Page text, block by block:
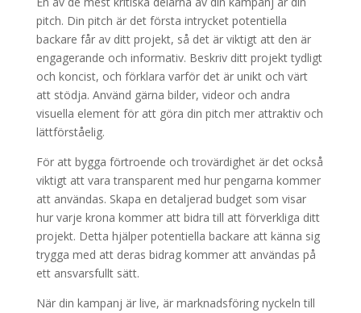
pitch. Din pitch är det första intrycket potentiella
backare får av ditt projekt, så det är viktigt att den är
engagerande och informativ. Beskriv ditt projekt tydligt
och koncist, och förklara varför det är unikt och värt
att stödja. Använd gärna bilder, videor och andra
visuella element för att göra din pitch mer attraktiv och
lättförståelig.
För att bygga förtroende och trovärdighet är det också
viktigt att vara transparent med hur pengarna kommer
att användas. Skapa en detaljerad budget som visar
hur varje krona kommer att bidra till att förverkliga ditt
projekt. Detta hjälper potentiella backare att känna sig
trygga med att deras bidrag kommer att användas på
ett ansvarsfullt sätt.
När din kampanj är live, är marknadsföring nyckeln till